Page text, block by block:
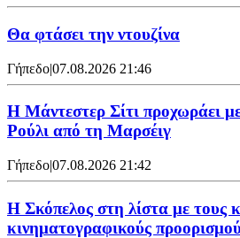
Θα φτάσει την ντουζίνα
Γήπεδο|07.08.2026 21:46
Η Μάντεστερ Σίτι προχωράει
Ρούλι από τη Μαρσέιγ
Γήπεδο|07.08.2026 21:42
Η Σκόπελος στη λίστα με τους
κινηματογραφικούς